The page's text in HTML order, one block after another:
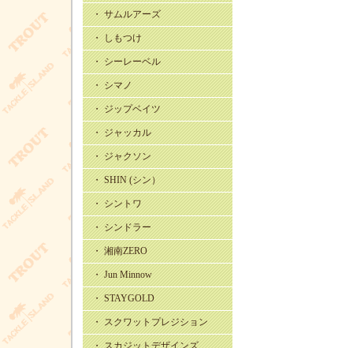
・ サムルアーズ
・ しもつけ
・ シーレーベル
・ シマノ
・ ジップベイツ
・ ジャッカル
・ ジャクソン
・ SHIN (シン）
・ シントワ
・ シンドラー
・ 湘南ZERO
・ Jun Minnow
・ STAYGOLD
・ スクワットプレジション
・ スカジットデザインズ